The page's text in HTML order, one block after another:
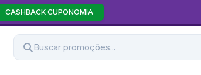
CASHBACK CUPONOMIA